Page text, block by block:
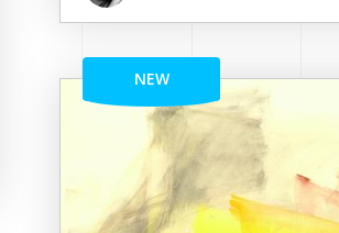
NEW